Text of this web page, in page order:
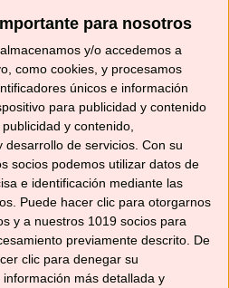
para nosotros
almacenamos y/o accedemos a
como cookies, y procesamos
únicos e información
para publicidad y contenido
y contenido,
de servicios. Con su
socios podemos utilizar datos de
e identificación mediante las
Puede hacer clic para otorgarnos
y a nuestros 1019 socios para
previamente descrito. De
clic para denegar su
más detallada y
recibir todas las recetas
👩‍🍳👨‍🍳